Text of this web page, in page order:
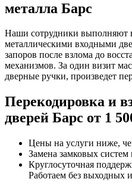
металла Барс
Наши сотрудники выполняют
металлическими входными
запоров после взлома до
механизмов. За один визит
дверные ручки, произведет
Перекодировка и
дверей Барс от 1
Цены на услуги ниже,
Замена замковых
Круглосуточная
Работаем без выходных